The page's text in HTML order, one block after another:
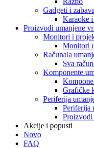
Gadgeti i zabava
Karaoke
Proizvodi umanjene
Monitori i
Monitori
Računala
Sva
Komponente
Grafičke
Periferija
Periferija
Proizvodi
Akcije i popusti
Novo
FAQ